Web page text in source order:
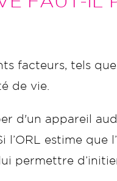
facteurs, tels
de vie.
d'un appareil
l’ORL estime que
permettre d’initier